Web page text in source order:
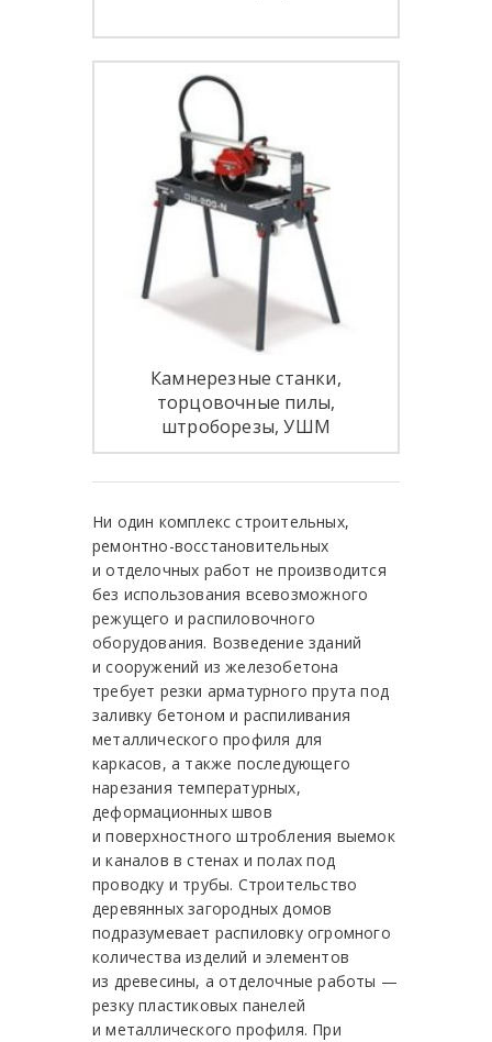
Камнерезные станки,
торцовочные пилы,
штроборезы, УШМ
Ни один комплекс строительных,
ремонтно-восстановительных
и отделочных работ не производится
без использования всевозможного
режущего и распиловочного
оборудования. Возведение зданий
и сооружений из железобетона
требует резки арматурного прута под
заливку бетоном и распиливания
металлического профиля для
каркасов, а также последующего
нарезания температурных,
деформационных швов
и поверхностного штробления выемок
и каналов в стенах и полах под
проводку и трубы. Строительство
деревянных загородных домов
подразумевает распиловку огромного
количества изделий и элементов
из древесины, а отделочные работы —
резку пластиковых панелей
и металлического профиля. При